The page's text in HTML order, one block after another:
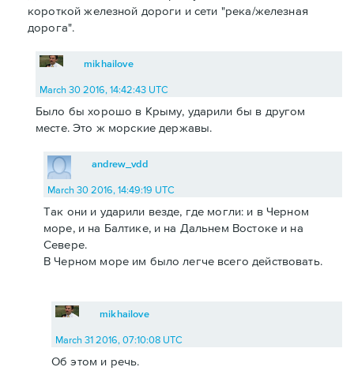
короткой железной дороги и сети "река/железная
дорога".
mikhailove
March 30 2016, 14:42:43 UTC
Было бы хорошо в Крыму, ударили бы в другом
месте. Это ж морские державы.
andrew_vdd
March 30 2016, 14:49:19 UTC
Так они и ударили везде, где могли: и в Черном
море, и на Балтике, и на Дальнем Востоке и на
Севере.
В Черном море им было легче всего действовать.
mikhailove
March 31 2016, 07:10:08 UTC
Об этом и речь.